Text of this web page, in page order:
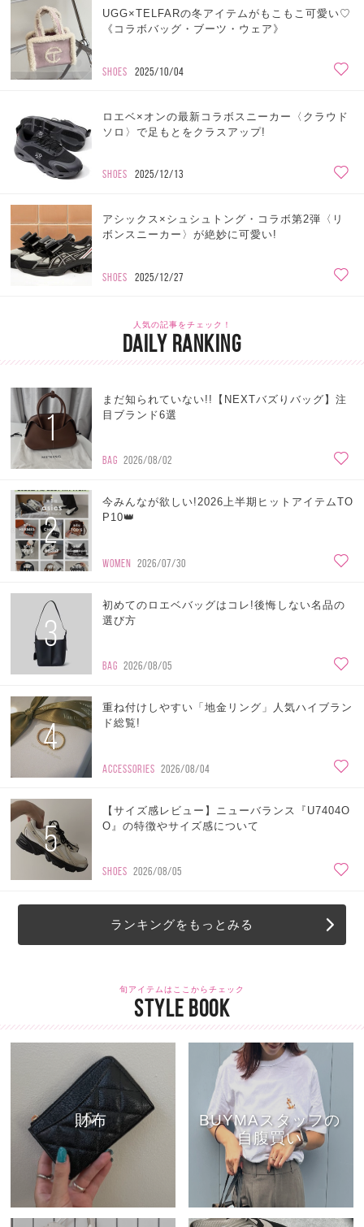
UGG×TELFARの冬アイテムがもこもこ可愛い♡
《コラボバッグ・ブーツ・ウェア》
SHOES 2025/10/04
ロエベ×オンの最新コラボスニーカー〈クラウド
ソロ〉で足もとをクラスアップ!
SHOES 2025/12/13
アシックス×シュシュトング・コラボ第2弾〈リ
ボンスニーカー〉が絶妙に可愛い!
SHOES 2025/12/27
人気の記事をチェック！
DAILY RANKING
1
まだ知られていない!!【NEXTバズりバッグ】注
目ブランド6選
BAG 2026/08/02
2
今みんなが欲しい!2026上半期ヒットアイテムTO
P10👑
WOMEN 2026/07/30
3
初めてのロエベバッグはコレ!後悔しない名品の
選び方
BAG 2026/08/05
4
重ね付けしやすい「地金リング」人気ハイブラン
ド総覧!
ACCESSORIES 2026/08/04
5
【サイズ感レビュー】ニューバランス『U7404O
O』の特徴やサイズ感について
SHOES 2026/08/05
ランキングをもっとみる
旬アイテムはここからチェック
STYLE BOOK
財布
BUYMAスタッフの
自腹買い